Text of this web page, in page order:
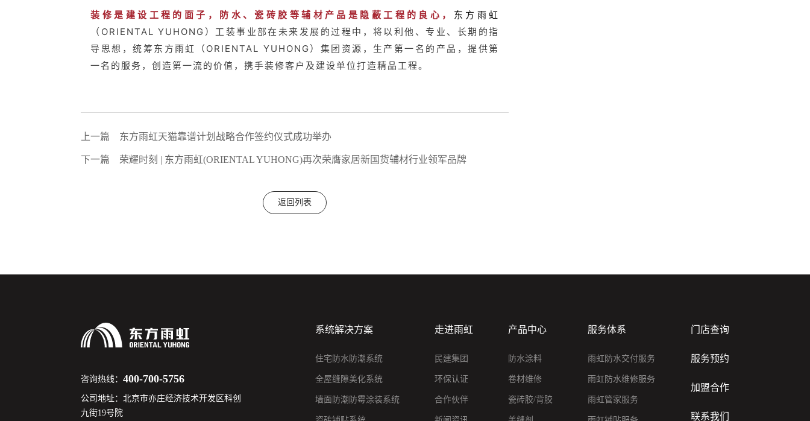
装修是建设工程的面子，防水、瓷砖胶等辅材产品是隐蔽工程的良心， 东方雨虹
（ORIENTAL YUHONG）工装事业部在未来发展的过程中，将以利他、专业、长期的指
导思想，统筹东方雨虹（ORIENTAL YUHONG）集团资源，生产第一名的产品，提供第
一名的服务，创造第一流的价值，携手装修客户及建设单位打造精品工程。
上一篇 东方雨虹天猫靠谱计划战略合作签约仪式成功举办
下一篇 荣耀时刻 | 东方雨虹(ORIENTAL YUHONG)再次荣膺家居新国货辅材行业领军品牌
返回列表
咨询热线：400-700-5756
公司地址：北京市亦庄经济技术开发区科创
九街19号院
系统解决方案
住宅防水防潮系统
全屋缝隙美化系统
墙面防潮防霉涂装系统
走进雨虹
民建集团
环保认证
合作伙伴
产品中心
防水涂料
卷材维修
瓷砖胶/背胶
服务体系
雨虹防水交付服务
雨虹防水维修服务
雨虹管家服务
门店查询
服务预约
加盟合作
联系我们